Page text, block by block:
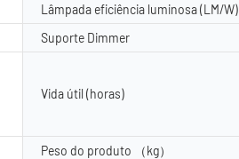
Lâmpada eficiência luminosa (LM/W)
Suporte Dimmer
Vida útil (horas)
Peso do produto （kg）